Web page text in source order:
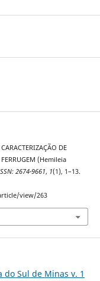
DE
FERRUGEM (Hemileia
2674-9661, 1(1), 1–13.
view/263
do Sul de Minas v. 1